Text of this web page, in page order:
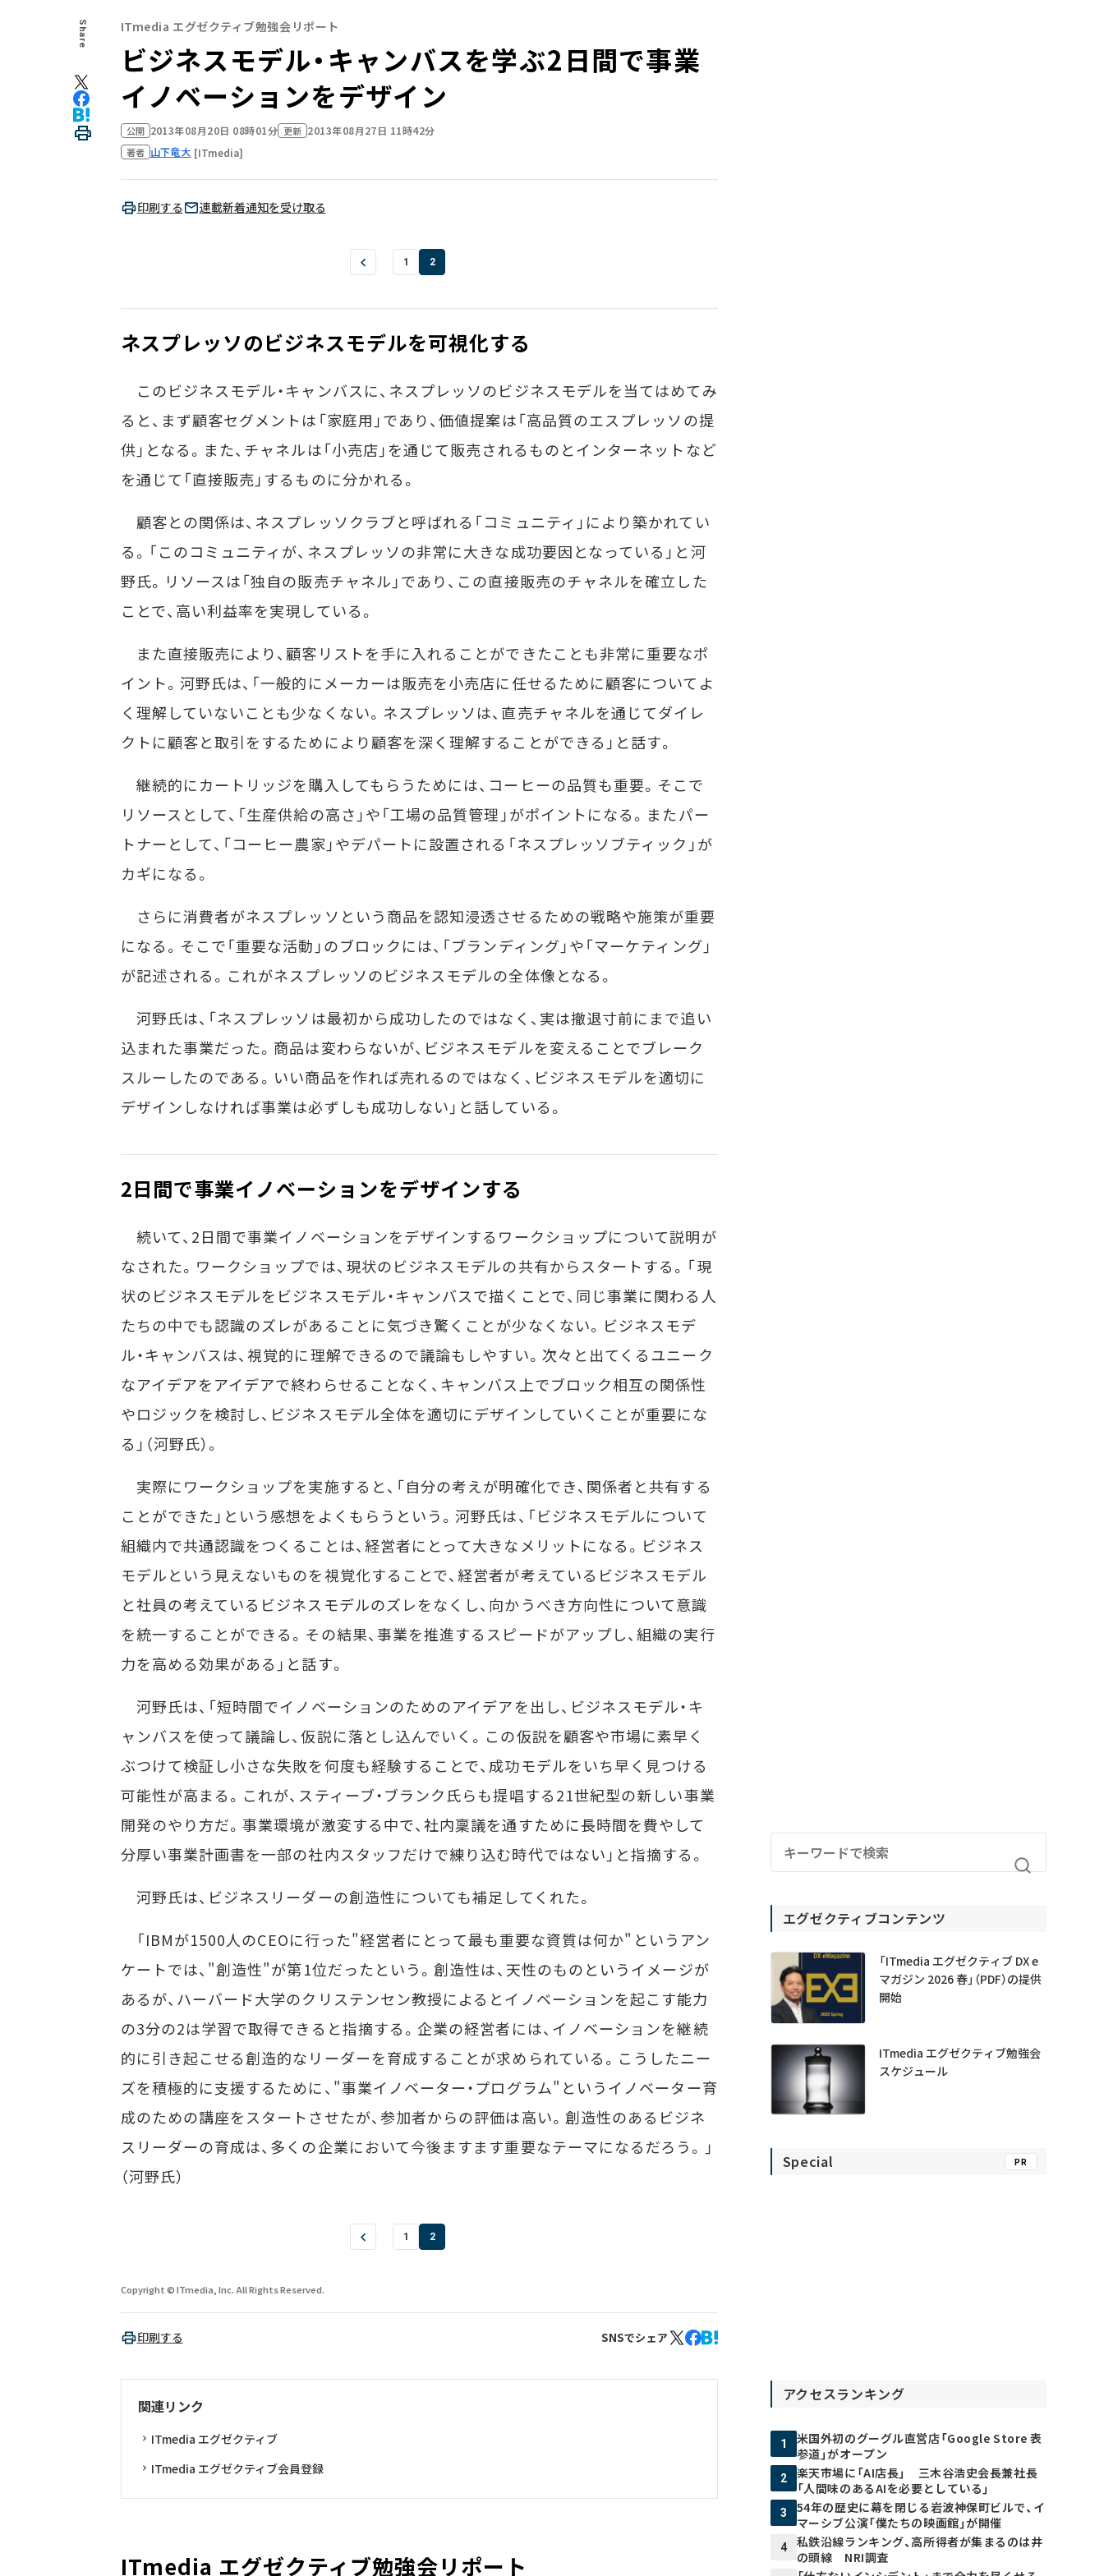
Share ITmedia エグゼクティブ勉強会リポート
ビジネスモデル・キャンバスを学ぶ――2日間で事業
イノベーションをデザイン
公開 2013年08月20日 08時01分 更新 2013年08月27日 11時42分
著者 山下竜大 [ITmedia]
印刷する 連載新着通知を受け取る
1 2
ネスプレッソのビジネスモデルを可視化する
このビジネスモデル・キャンバスに、ネスプレッソのビジネスモデルを当てはめてみ
ると、まず顧客セグメントは「家庭用」であり、価値提案は「高品質のエスプレッソの提
供」となる。また、チャネルは「小売店」を通じて販売されるものとインターネットなど
を通じて「直接販売」するものに分かれる。
顧客との関係は、ネスプレッソクラブと呼ばれる「コミュニティ」により築かれてい
る。「このコミュニティが、ネスプレッソの非常に大きな成功要因となっている」と河
野氏。リソースは「独自の販売チャネル」であり、この直接販売のチャネルを確立した
ことで、高い利益率を実現している。
また直接販売により、顧客リストを手に入れることができたことも非常に重要なポ
イント。河野氏は、「一般的にメーカーは販売を小売店に任せるために顧客についてよ
く理解していないことも少なくない。ネスプレッソは、直売チャネルを通じてダイレ
クトに顧客と取引をするためにより顧客を深く理解することができる」と話す。
継続的にカートリッジを購入してもらうためには、コーヒーの品質も重要。そこで
リソースとして、「生産供給の高さ」や「工場の品質管理」がポイントになる。またパー
トナーとして、「コーヒー農家」やデパートに設置される「ネスプレッソブティック」が
カギになる。
さらに消費者がネスプレッソという商品を認知浸透させるための戦略や施策が重要
になる。そこで「重要な活動」のブロックには、「ブランディング」や「マーケティング」
が記述される。これがネスプレッソのビジネスモデルの全体像となる。
河野氏は、「ネスプレッソは最初から成功したのではなく、実は撤退寸前にまで追い
込まれた事業だった。商品は変わらないが、ビジネスモデルを変えることでブレーク
スルーしたのである。いい商品を作れば売れるのではなく、ビジネスモデルを適切に
デザインしなければ事業は必ずしも成功しない」と話している。
2日間で事業イノベーションをデザインする
続いて、2日間で事業イノベーションをデザインするワークショップについて説明が
なされた。ワークショップでは、現状のビジネスモデルの共有からスタートする。「現
状のビジネスモデルをビジネスモデル・キャンバスで描くことで、同じ事業に関わる人
たちの中でも認識のズレがあることに気づき驚くことが少なくない。ビジネスモデ
ル・キャンバスは、視覚的に理解できるので議論もしやすい。次々と出てくるユニーク
なアイデアをアイデアで終わらせることなく、キャンバス上でブロック相互の関係性
やロジックを検討し、ビジネスモデル全体を適切にデザインしていくことが重要にな
る」（河野氏）。
実際にワークショップを実施すると、「自分の考えが明確化でき、関係者と共有する
ことができた」という感想をよくもらうという。河野氏は、「ビジネスモデルについて
組織内で共通認識をつくることは、経営者にとって大きなメリットになる。ビジネス
モデルという見えないものを視覚化することで、経営者が考えているビジネスモデル
と社員の考えているビジネスモデルのズレをなくし、向かうべき方向性について意識
を統一することができる。その結果、事業を推進するスピードがアップし、組織の実行
力を高める効果がある」と話す。
河野氏は、「短時間でイノベーションのためのアイデアを出し、ビジネスモデル・キ
ャンバスを使って議論し、仮説に落とし込んでいく。この仮説を顧客や市場に素早く
ぶつけて検証し小さな失敗を何度も経験することで、成功モデルをいち早く見つける
可能性が高まる。これが、スティーブ・ブランク氏らも提唱する21世紀型の新しい事業
開発のやり方だ。事業環境が激変する中で、社内稟議を通すために長時間を費やして
分厚い事業計画書を一部の社内スタッフだけで練り込む時代ではない」と指摘する。
河野氏は、ビジネスリーダーの創造性についても補足してくれた。
「IBMが1500人のCEOに行った"経営者にとって最も重要な資質は何か"というアン
ケートでは、"創造性"が第1位だったという。創造性は、天性のものというイメージが
あるが、ハーバード大学のクリステンセン教授によるとイノベーションを起こす能力
の3分の2は学習で取得できると指摘する。企業の経営者には、イノベーションを継続
的に引き起こせる創造的なリーダーを育成することが求められている。こうしたニー
ズを積極的に支援するために、"事業イノベーター・プログラム"というイノベーター育
成のための講座をスタートさせたが、参加者からの評価は高い。創造性のあるビジネ
スリーダーの育成は、多くの企業において今後ますます重要なテーマになるだろう。」
（河野氏）
1 2
Copyright © ITmedia, Inc. All Rights Reserved.
印刷する SNSでシェア
関連リンク
ITmedia エグゼクティブ
ITmedia エグゼクティブ会員登録
ITmedia エグゼクティブ勉強会リポート
エグゼクティブコンテンツ
「ITmedia エグゼクティブ DX e
マガジン 2026 春」（PDF）の提供
開始
ITmedia エグゼクティブ勉強会
スケジュール
Special PR
アクセスランキング
1
米国外初のグーグル直営店「Google Store 表
参道」がオープン
2
楽天市場に「AI店長」 三木谷浩史会長兼社長
「人間味のあるAIを必要としている」
3
54年の歴史に幕を閉じる岩波神保町ビルで、イ
マーシブ公演「僕たちの映画館」が開催
4
私鉄沿線ランキング、高所得者が集まるのは井
の頭線 NRI調査